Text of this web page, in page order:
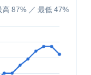
高 87% ／ 最低 47%